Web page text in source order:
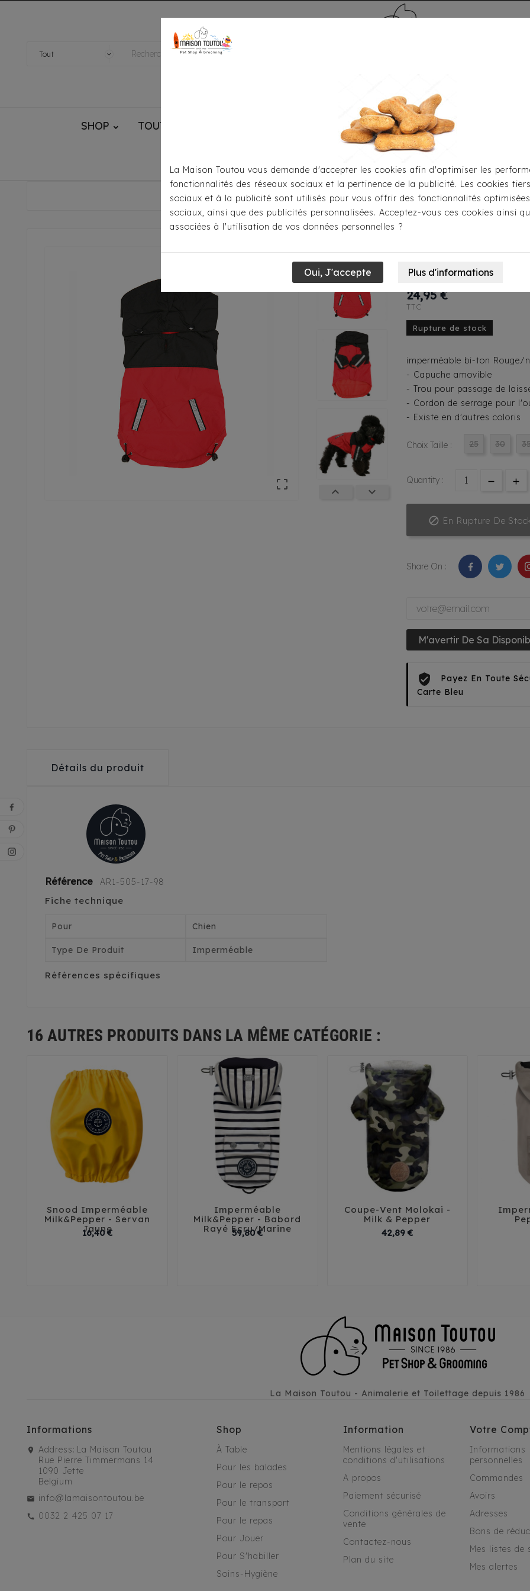
SHOP TOUTOU® HANDMADE MÉDAILLE - PET ID TAG TOILETTAGE
Accueil Pour S'habiller Imperméables Imperméable Bi-Ton

 
Imperméable
Noir
24,95 €
TTC
Rupture de stock
imperméable bi-ton Rouge/
- Capuche amovible
- Trou pour passage de
- Cordon de serrage pour
- Existe en d'autres coloris
Choix Taille : 25 30
Quantity :
 En Rupture De
Share On :
M'avertir De Sa
Payez En Toute
Carte Bleu
Détails du produit
Référence AR1-505-17-98
Fiche technique
Pour Chien
Type De Produit Imperméable
Références spécifiques
16 AUTRES PRODUITS DANS LA MÊME CATÉGORIE :
  
Snood Imperméable
Milk&Pepper - Servan
Jaune
16,40 €Prix
  
Imperméable
Milk&Pepper - Babord
Rayé Ecru/Marine
59,80 €Prix
  
Coupe-Vent Molokai -
Milk & Pepper
42,89 €Prix

La Maison Toutou - Animalerie et Toilettage depuis 1986
Informations
Address: La Maison Toutou
Rue Pierre Timmermans 14
1090 Jette
Belgium
info@lamaisontoutou.be
0032 2 425 07 17
Shop
À Table
Pour les balades
Pour le repos
Pour le transport
Pour le repas
Pour Jouer
Pour S'habiller
Soins-Hygiène
Information
Mentions légales et
conditions d'utilisations
A propos
Paiement sécurisé
Conditions générales de
vente
Contactez-nous
Plan du site
Votre
Informations
personnelles
Commandes
Avoirs
Adresses
Bons de
Mes listes de
Mes alertes
La Maison Toutou vous demande d'accepter les cookies afin d'optimiser les
fonctionnalités des réseaux sociaux et la pertinence de la publicité. Les cookies
sociaux et à la publicité sont utilisés pour vous offrir des fonctionnalités
sociaux, ainsi que des publicités personnalisées. Acceptez-vous ces cookies ainsi
associées à l'utilisation de vos données personnelles ?